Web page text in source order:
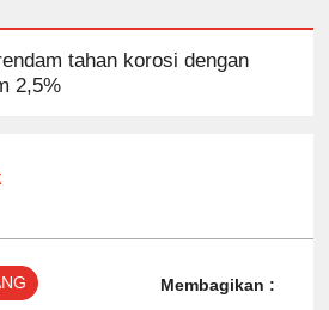
tahan korosi dengan
2,5%
Membagikan :